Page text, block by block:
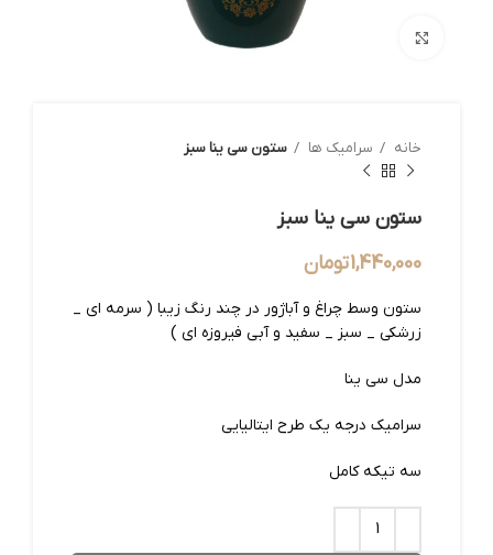
خانه سرامیک ها ستون سی ینا سبز
ستون سی ینا سبز
1,440,000تومان
ستون وسط چراغ و آباژور در چند رنگ زیبا ( سرمه ای _
زرشکی _ سبز _ سفید و آبی فیروزه ای )
مدل سی ینا
سرامیک درجه یک طرح ایتالیایی
سه تیکه کامل